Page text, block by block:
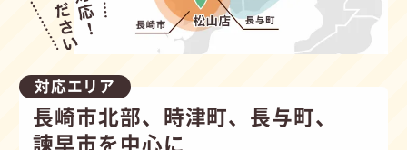
対応エリア
長崎市北部、時津町、長与町、
諫早市を中心に